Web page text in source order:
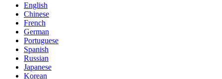
English
Chinese
French
German
Portuguese
Spanish
Russian
Japanese
Korean